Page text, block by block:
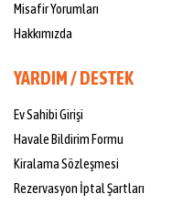
Misafir Yorumları
Hakkımızda
YARDIM / DESTEK
Ev Sahibi Girişi
Havale Bildirim Formu
Kiralama Sözleşmesi
Rezervasyon İptal Şartları